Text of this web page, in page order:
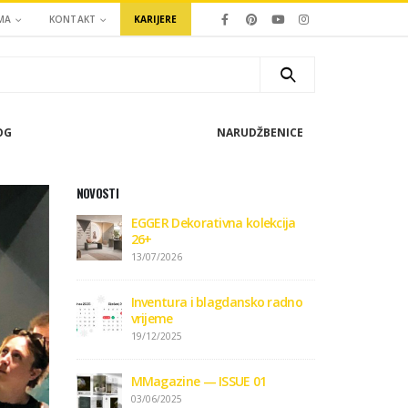
KONTAKT KARIJERE
NARUDŽBENICE
NOVOSTI
EGGER Dekorativna kolekcija
26+
13/07/2026
Inventura i blagdansko radno
vrijeme
19/12/2025
MMagazine — ISSUE 01
03/06/2025